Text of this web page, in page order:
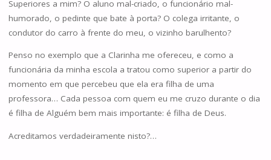
Superiores a mim? O aluno mal-criado, o funcionário mal-
humorado, o pedinte que bate à porta? O colega irritante, o
condutor do carro à frente do meu, o vizinho barulhento?
Penso no exemplo que a Clarinha me ofereceu, e como a
funcionária da minha escola a tratou como superior a partir do
momento em que percebeu que ela era filha de uma
professora… Cada pessoa com quem eu me cruzo durante o dia
é filha de Alguém bem mais importante: é filha de Deus.
Acreditamos verdadeiramente nisto?…